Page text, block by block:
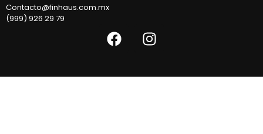
Contacto@finhaus.com.mx
(999) 926 29 79